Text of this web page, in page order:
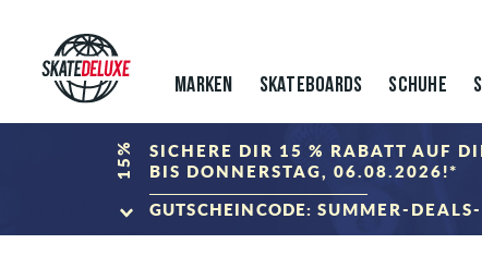
MARKEN SKATEBOARDS SCHUHE
15%
SICHERE DIR 15 % RABATT AUF
BIS DONNERSTAG, 06.08.2026!*
GUTSCHEINCODE: SUMMER-